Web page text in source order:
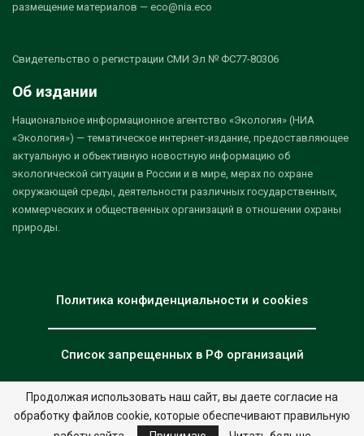
размещение материалов — eco@nia.eco
Свидетельство о регистрации СМИ Эл № ФС77-80306
Об издании
Национальное информационное агентство «Экология» (НИА
«Экология») — тематическое интернет-издание, предоставляющее
актуальную и объективную новостную информацию об
экологической ситуации в России и в мире, мерах по охране
окружающей среды, деятельности различных государственных,
коммерческих и общественных организаций в отношении охраны
природы.
Политика конфиденциальности и cookies
Список запрещенных в РФ организаций
© 2026 - НИА "Экология". Все права защищены. Дизайн:nia.eco
Продолжая использовать наш сайт, вы даете согласие на
обработку файлов cookie, которые обеспечивают правильную